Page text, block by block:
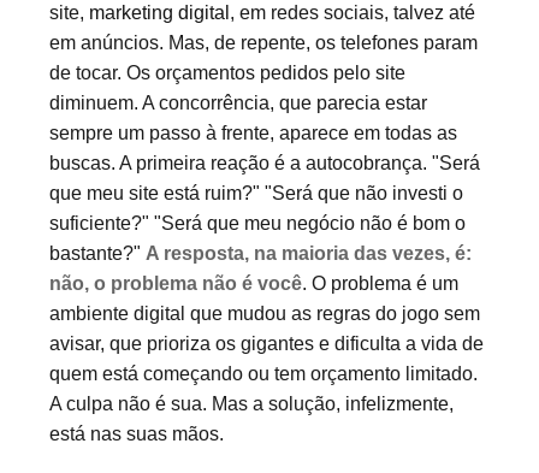
site, marketing digital , em redes sociais, talvez até
em anúncios. Mas, de repente, os telefones param
de tocar. Os orçamentos pedidos pelo site
diminuem. A concorrência, que parecia estar
sempre um passo à frente, aparece em todas as
buscas. A primeira reação é a autocobrança. "Será
que meu site está ruim?" "Será que não investi o
suficiente?" "Será que meu negócio não é bom o
bastante?" A resposta, na maioria das vezes, é:
não, o problema não é você. O problema é um
ambiente digital que mudou as regras do jogo sem
avisar, que prioriza os gigantes e dificulta a vida de
quem está começando ou tem orçamento limitado.
A culpa não é sua. Mas a solução, infelizmente,
está nas suas mãos.